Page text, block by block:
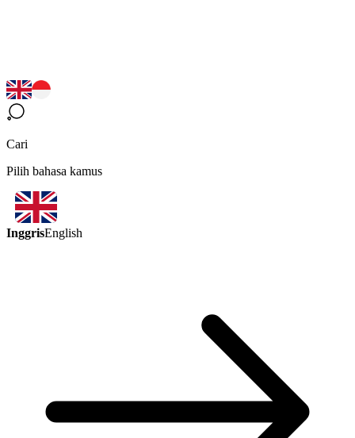
Cari
Pilih bahasa kamus
InggrisEnglish